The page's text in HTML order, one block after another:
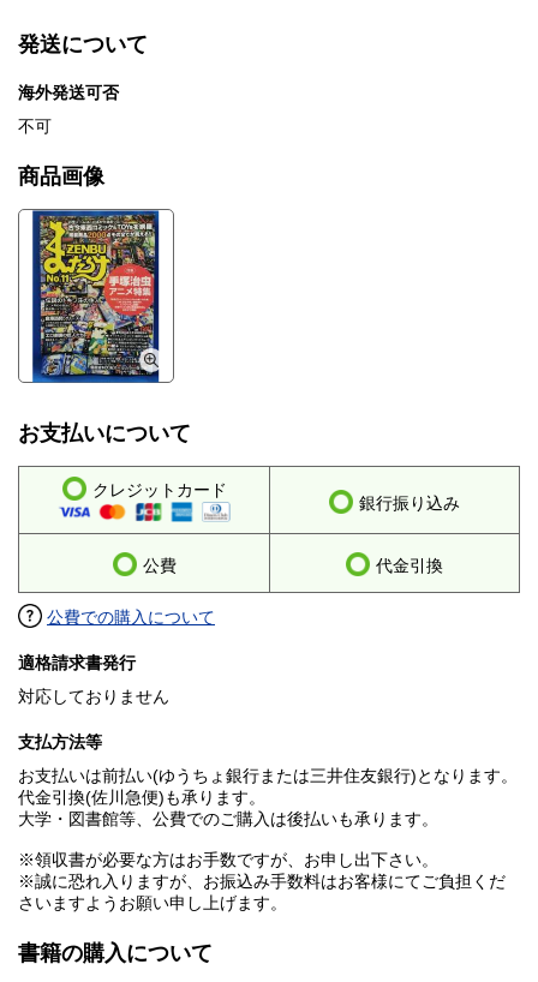
発送について
海外発送可否
不可
商品画像
お支払いについて
クレジットカード
銀行振り込み
公費 代金引換
公費での購入について
適格請求書発行
対応しておりません
支払方法等
お支払いは前払い(ゆうちょ銀行または三井住友銀行)となります。
代金引換(佐川急便)も承ります。
大学・図書館等、公費でのご購入は後払いも承ります。
※領収書が必要な方はお手数ですが、お申し出下さい。
※誠に恐れ入りますが、お振込み手数料はお客様にてご負担くだ
さいますようお願い申し上げます。
書籍の購入について